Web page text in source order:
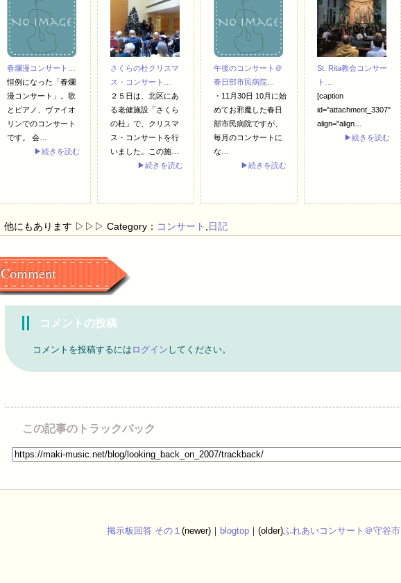
春爛漫コンサート…
恒例になった「春爛
漫コンサート」。歌
とピアノ、ヴァイオ
リンでのコンサート
です。 会…
▶続きを読む
さくらの杜クリスマ
ス・コンサート…
２５日は、北区にあ
る老健施設「さくら
の杜」で、クリスマ
ス・コンサートを行
いました。この施…
▶続きを読む
午後のコンサート＠
春日部市民病院…
・11月30日 10月に始
めてお邪魔した春日
部市民病院ですが、
毎月のコンサートに
な…
▶続きを読む
St. Rita教会コンサー
ト…
[caption
id="attachment_3307"
align="align…
▶続きを読む
他にもあります ▷▷▷ Category： コンサート , 日記
Comment
コメントの投稿
コメントを投稿するには ログイン してください。
この記事のトラックバック
掲示板回答 その１ (newer)｜ blogtop｜(older)ふれあいコンサート＠守谷市